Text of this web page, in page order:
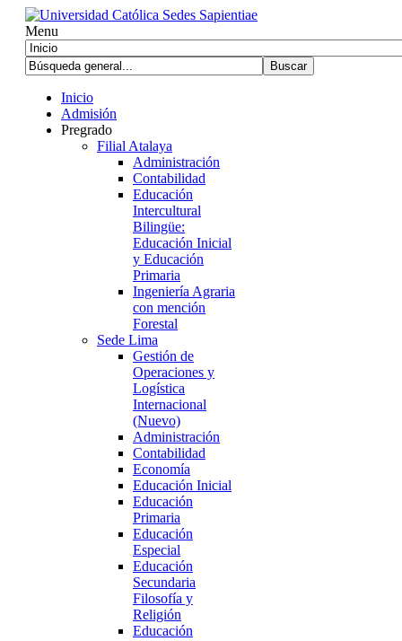
Menu
Inicio
Admisión
Pregrado
Filial Atalaya
Administración
Contabilidad
Educación
Intercultural
Bilingüe:
Educación Inicial
y Educación
Primaria
Ingeniería Agraria
con mención
Forestal
Sede Lima
Gestión de
Operaciones y
Logística
Internacional
(Nuevo)
Administración
Contabilidad
Economía
Educación Inicial
Educación
Primaria
Educación
Especial
Educación
Secundaria
Filosofía y
Religión
Educación